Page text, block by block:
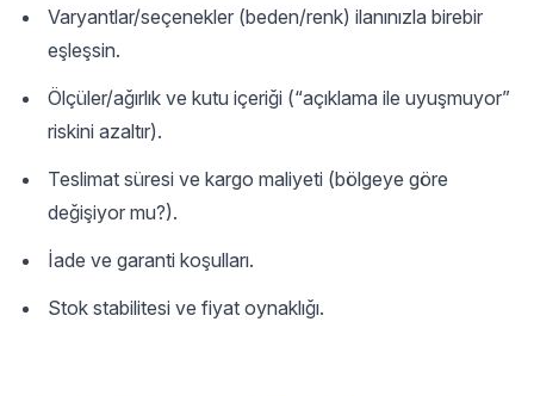
Varyantlar/seçenekler (beden/renk) ilanınızla birebir
eşleşsin.
Ölçüler/ağırlık ve kutu içeriği (“açıklama ile uyuşmuyor”
riskini azaltır).
Teslimat süresi ve kargo maliyeti (bölgeye göre
değişiyor mu?).
İade ve garanti koşulları.
Stok stabilitesi ve fiyat oynaklığı.